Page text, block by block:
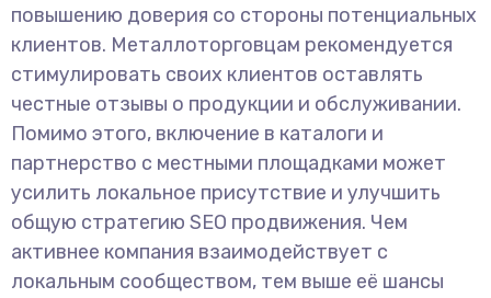
повышению доверия со стороны потенциальных
клиентов. Металлоторговцам рекомендуется
стимулировать своих клиентов оставлять
честные отзывы о продукции и обслуживании.
Помимо этого, включение в каталоги и
партнерство с местными площадками может
усилить локальное присутствие и улучшить
общую стратегию SEO продвижения. Чем
активнее компания взаимодействует с
локальным сообществом, тем выше её шансы